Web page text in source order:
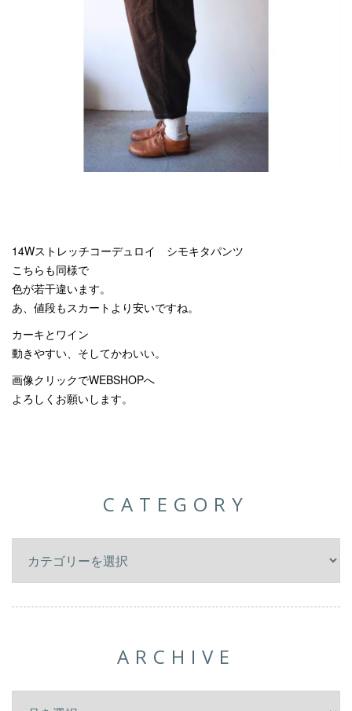
14Wストレッチコーデュロイ シモキタパンツ
こちらも同様で
色が若干違います。
あ、値段もスカートより安いですね。
カーキとワイン
動きやすい、そしてかわいい。
画像クリックでWEBSHOPへ
よろしくお願いします。
CATEGORY
ARCHIVE